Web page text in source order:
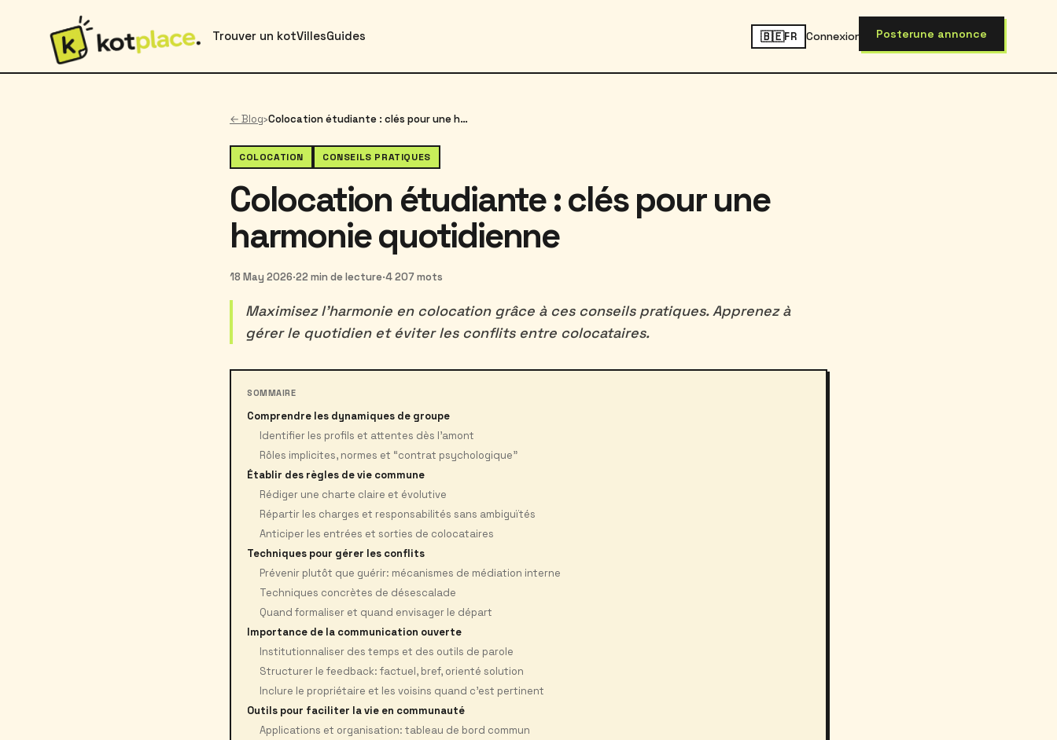
Trouver un kotVillesGuides 🇧🇪FR Connexion Posterune annonce
← Blog› Colocation étudiante : clés pour une harmonie quotidienne
COLOCATION CONSEILS PRATIQUES
Colocation étudiante : clés pour une
harmonie quotidienne
18 May 2026·22 min de lecture·4 207 mots
Maximisez l'harmonie en colocation grâce à ces conseils pratiques. Apprenez à
gérer le quotidien et éviter les conflits entre colocataires.
SOMMAIRE
Comprendre les dynamiques de groupe
Identifier les profils et attentes dès l’amont
Rôles implicites, normes et “contrat psychologique”
Établir des règles de vie commune
Rédiger une charte claire et évolutive
Répartir les charges et responsabilités sans ambiguïtés
Anticiper les entrées et sorties de colocataires
Techniques pour gérer les conflits
Prévenir plutôt que guérir: mécanismes de médiation interne
Techniques concrètes de désescalade
Quand formaliser et quand envisager le départ
Importance de la communication ouverte
Institutionnaliser des temps et des outils de parole
Structurer le feedback: factuel, bref, orienté solution
Inclure le propriétaire et les voisins quand c’est pertinent
Outils pour faciliter la vie en communauté
Applications et organisation: tableau de bord commun